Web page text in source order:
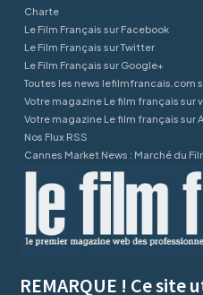
Charte
Le Film Français sur Facebook
Le Film Français sur Twitter
Le Film Français sur Google+
Toutes les news lefilmfrancais.com
Votre magazine Le film français sur
Votre magazine Le film français sur
Nos Flux RSS
Cannes Market News : Marché du
REMARQUE ! Ce site